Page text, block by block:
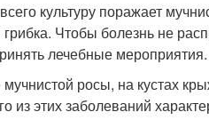
культуру поражает
Чтобы болезнь не
лечебные мероприятия.
росы, на кустах
из этих заболеваний